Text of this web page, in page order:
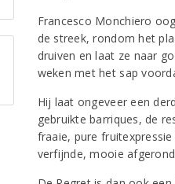
Francesco Monchiero
de streek, rondom het
druiven en laat ze naar
weken met het sap
Hij laat ongeveer een
gebruikte barriques, de
fraaie, pure
verfijnde, mooie